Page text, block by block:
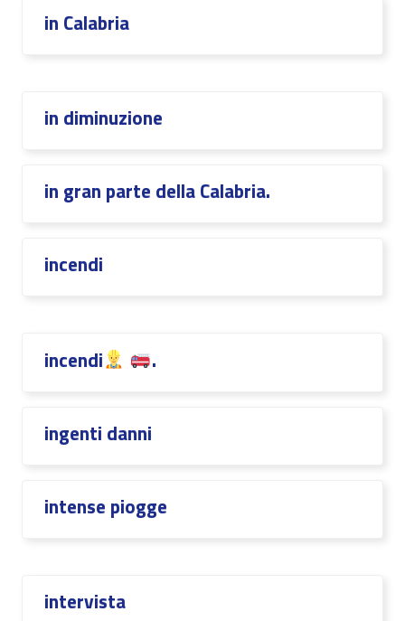
in Calabria
in diminuzione
in gran parte della Calabria.
incendi
incendi .
ingenti danni
intense piogge
intervista